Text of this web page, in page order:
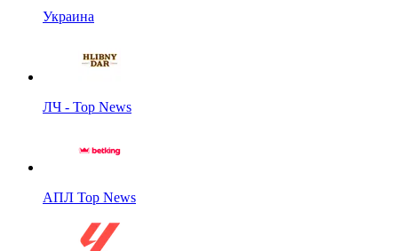
Украина
ЛЧ - Top News
АПЛ Top News